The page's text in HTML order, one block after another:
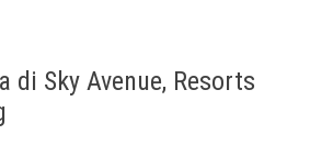
di Sky Avenue, Resorts